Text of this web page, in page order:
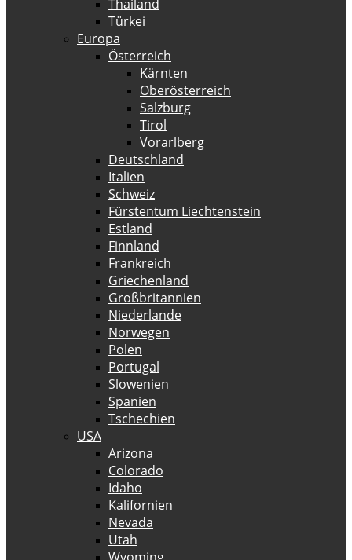
Thailand
Türkei
Europa
Österreich
Kärnten
Oberösterreich
Salzburg
Tirol
Vorarlberg
Deutschland
Italien
Schweiz
Fürstentum Liechtenstein
Estland
Finnland
Frankreich
Griechenland
Großbritannien
Niederlande
Norwegen
Polen
Portugal
Slowenien
Spanien
Tschechien
USA
Arizona
Colorado
Idaho
Kalifornien
Nevada
Utah